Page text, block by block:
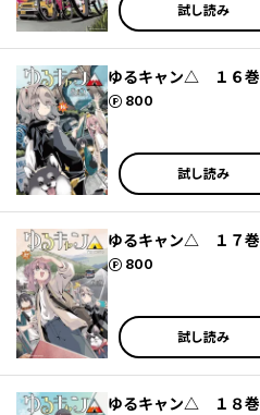
試し読み
ゆるキャン△ １６巻
800
ポイント
試し読み
ゆるキャン△ １７巻
800
ポイント
試し読み
ゆるキャン△ １８巻